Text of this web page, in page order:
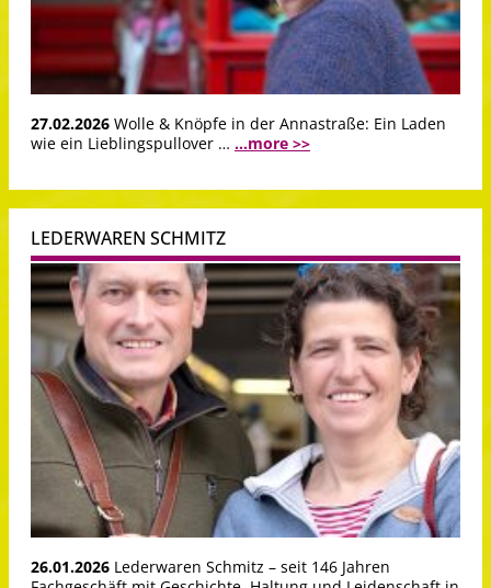
27.02.2026 Wolle & Knöpfe in der Annastraße: Ein Laden
wie ein Lieblingspullover … ...more >>
LEDERWAREN SCHMITZ
26.01.2026 Lederwaren Schmitz – seit 146 Jahren